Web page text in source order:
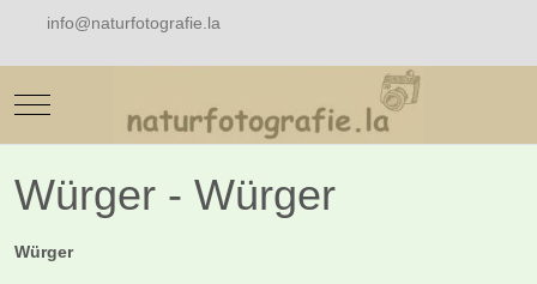
info@naturfotografie.la
Mobile Menu Toggle
Würger - Würger
Würger